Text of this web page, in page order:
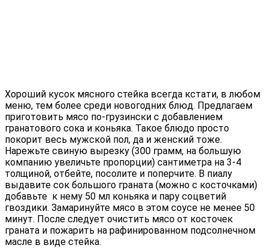
Хороший кусок мясного стейка всегда кстати, в любом
меню, тем более среди новогодних блюд. Предлагаем
приготовить мясо по-грузински с добавлением
гранатового сока и коньяка. Такое блюдо просто
покорит весь мужской пол, да и женский тоже.
Нарежьте свиную вырезку (300 грамм, на большую
компанию увеличьте пропорции) сантиметра на 3-4
толщиной, отбейте, посолите и поперчите. В пиалу
выдавите сок большого граната (можно с косточками)
добавьте к нему 50 мл коньяка и пару соцветий
гвоздики. Замаринуйте мясо в этом соусе не менее 50
минут. После следует очистить мясо от косточек
граната и пожарить на рафинированном подсолнечном
масле в виде стейка.